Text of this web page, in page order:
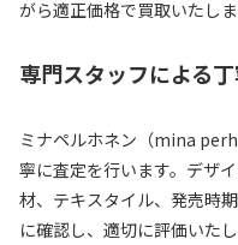
がら適正価格で買取いたし
専門スタッフによる
ミナペルホネン（mina
寧に査定を行います。デザ
材、テキスタイル、発売時
に確認し、適切に評価いた